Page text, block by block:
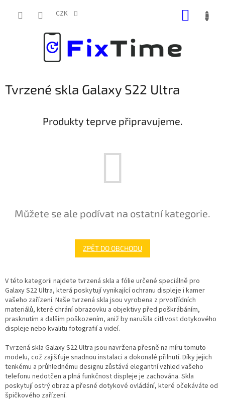
CZK
Tvrzené skla Galaxy S22 Ultra
Produkty teprve připravujeme.
Můžete se ale podívat na ostatní kategorie.
ZPĚT DO OBCHODU
V této kategorii najdete tvrzená skla a fólie určené speciálně pro
Galaxy S22 Ultra, která poskytují vynikající ochranu displeje i kamer
vašeho zařízení. Naše tvrzená skla jsou vyrobena z prvotřídních
materiálů, které chrání obrazovku a objektivy před poškrábáním,
prasknutím a dalším poškozením, aniž by narušila citlivost dotykového
displeje nebo kvalitu fotografií a videí.
Tvrzená skla Galaxy S22 Ultra jsou navržena přesně na míru tomuto
modelu, což zajišťuje snadnou instalaci a dokonalé přilnutí. Díky jejich
tenkému a průhlednému designu zůstává elegantní vzhled vašeho
telefonu nedotčen a plná funkčnost displeje je zachována. Skla
poskytují ostrý obraz a přesné dotykové ovládání, které očekáváte od
špičkového zařízení.